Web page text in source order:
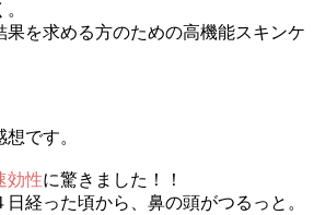
果を求める方のための高機能スキンケ
です。
効性に驚きました！！
経った頃から、鼻の頭がつるっと。